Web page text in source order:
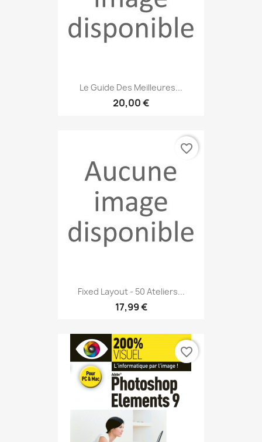
Le Guide Des Meilleures...
20,00 €
Fixed Layout - 50 Ateliers...
17,99 €
favorite_border
favorite_border